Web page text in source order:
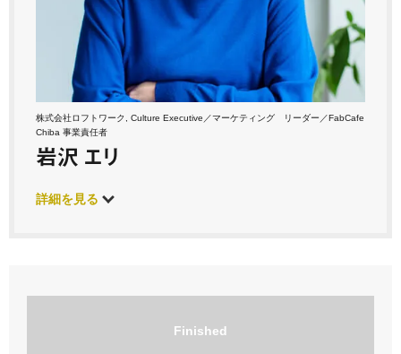
株式会社ロフトワーク, Culture Executive／マーケティング リーダー／FabCafe
Chiba 事業責任者
岩沢 エリ
詳細を見る
Finished